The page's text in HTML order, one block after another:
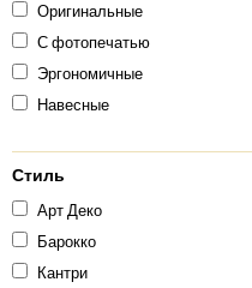
Оригинальные
С фотопечатью
Эргономичные
Навесные
Стиль
Арт Деко
Барокко
Кантри